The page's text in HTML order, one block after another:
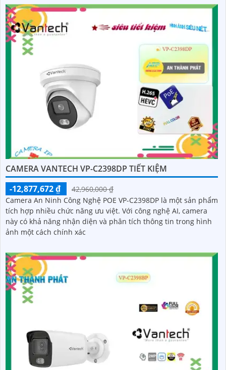
CAMERA VANTECH VP-C2398DP TIẾT KIỆM
-12,877,672 ₫
42,960,000 ₫
Camera An Ninh Công Nghệ POE VP-C2398DP là một sản phẩm
tích hợp nhiều chức năng ưu việt. Với công nghệ AI, camera
này có khả năng nhận diện và phân tích thông tin trong hình
ảnh một cách chính xác